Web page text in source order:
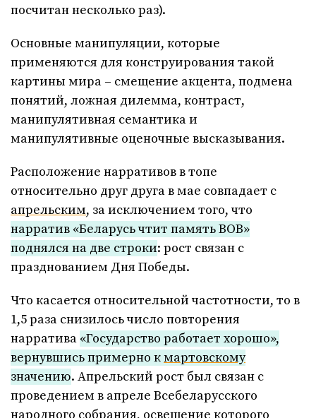
посчитан несколько раз).
Основные манипуляции, которые
применяются для конструирования такой
картины мира – смещение акцента, подмена
понятий, ложная дилемма, контраст,
манипулятивная семантика и
манипулятивные оценочные высказывания.
Расположение нарративов в топе
относительно друг друга в мае совпадает с
апрельским, за исключением того, что
нарратив «Беларусь чтит память ВОВ»
поднялся на две строки: рост связан с
празднованием Дня Победы.
Что касается относительной частотности, то в
1,5 раза снизилось число повторения
нарратива «Государство работает хорошо»,
вернувшись примерно кмартовскому
значению. Апрельский рост был связан с
проведением в апреле Всебеларусского